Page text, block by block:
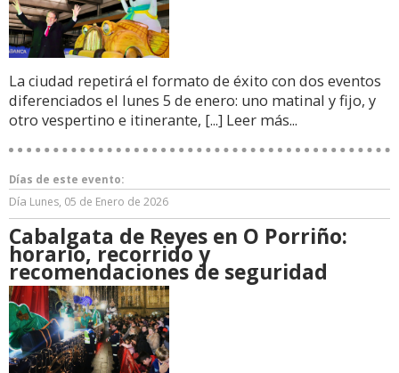
La ciudad repetirá el formato de éxito con dos eventos
diferenciados el lunes 5 de enero: uno matinal y fijo, y
otro vespertino e itinerante, [...] Leer más...
Días de este evento:
Día Lunes, 05 de Enero de 2026
Cabalgata de Reyes en O Porriño:
horario, recorrido y
recomendaciones de seguridad